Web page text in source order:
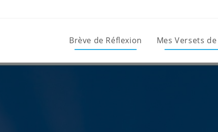
Brève de Réflexion Mes Versets